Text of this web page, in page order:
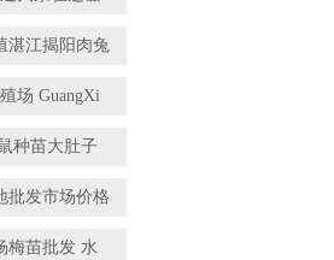
湛江揭阳肉兔
场 GuangXi
种苗大肚子
批发市场价格
梅苗批发 水